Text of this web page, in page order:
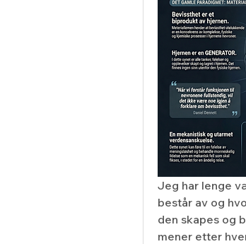
Jeg har lenge
består av og
den skapes og
mener etter